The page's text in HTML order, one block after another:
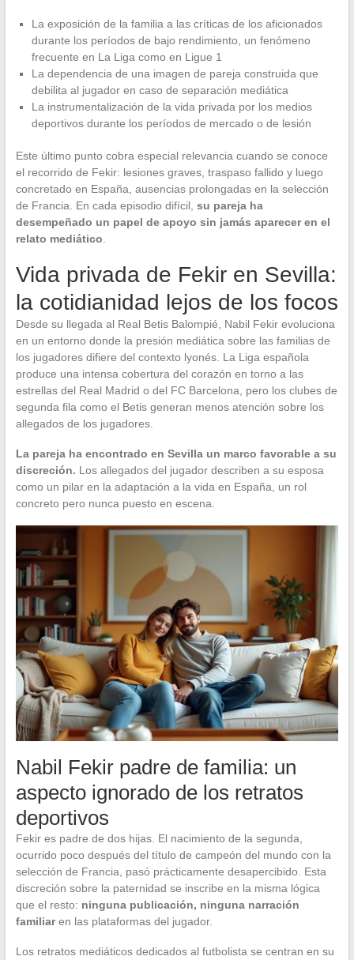
La exposición de la familia a las críticas de los aficionados
durante los períodos de bajo rendimiento, un fenómeno
frecuente en La Liga como en Ligue 1
La dependencia de una imagen de pareja construida que
debilita al jugador en caso de separación mediática
La instrumentalización de la vida privada por los medios
deportivos durante los períodos de mercado o de lesión
Este último punto cobra especial relevancia cuando se conoce
el recorrido de Fekir: lesiones graves, traspaso fallido y luego
concretado en España, ausencias prolongadas en la selección
de Francia. En cada episodio difícil, su pareja ha
desempeñado un papel de apoyo sin jamás aparecer en el
relato mediático.
Vida privada de Fekir en Sevilla:
la cotidianidad lejos de los focos
Desde su llegada al Real Betis Balompié, Nabil Fekir evoluciona
en un entorno donde la presión mediática sobre las familias de
los jugadores difiere del contexto lyonés. La Liga española
produce una intensa cobertura del corazón en torno a las
estrellas del Real Madrid o del FC Barcelona, pero los clubes de
segunda fila como el Betis generan menos atención sobre los
allegados de los jugadores.
La pareja ha encontrado en Sevilla un marco favorable a su
discreción. Los allegados del jugador describen a su esposa
como un pilar en la adaptación a la vida en España, un rol
concreto pero nunca puesto en escena.
Nabil Fekir padre de familia: un
aspecto ignorado de los retratos
deportivos
Fekir es padre de dos hijas. El nacimiento de la segunda,
ocurrido poco después del título de campeón del mundo con la
selección de Francia, pasó prácticamente desapercibido. Esta
discreción sobre la paternidad se inscribe en la misma lógica
que el resto: ninguna publicación, ninguna narración
familiaren las plataformas del jugador.
Los retratos mediáticos dedicados al futbolista se centran en su